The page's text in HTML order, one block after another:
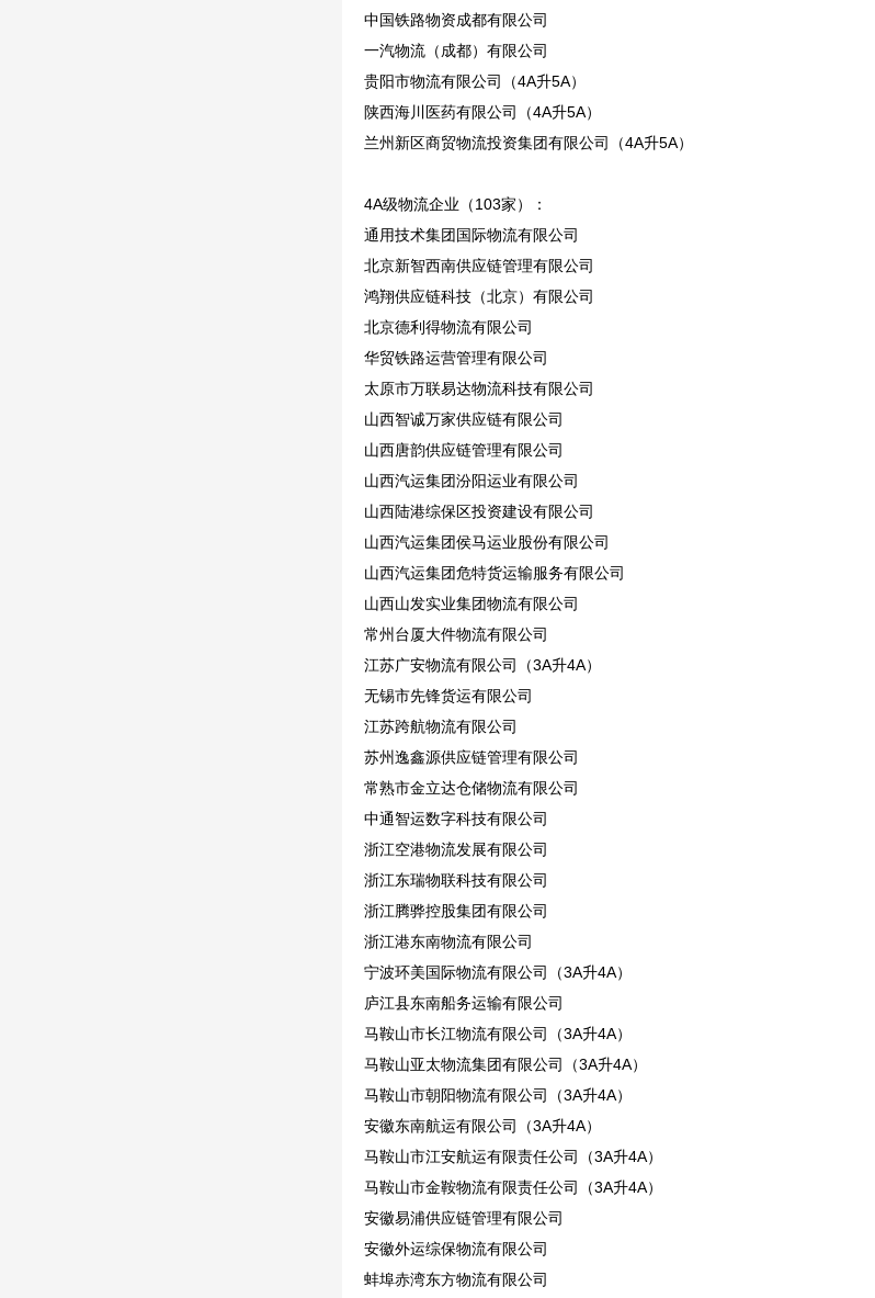
中国铁路物资成都有限公司
一汽物流（成都）有限公司
贵阳市物流有限公司（4A升5A）
陕西海川医药有限公司（4A升5A）
兰州新区商贸物流投资集团有限公司（4A升5A）
4A级物流企业（103家）：
通用技术集团国际物流有限公司
北京新智西南供应链管理有限公司
鸿翔供应链科技（北京）有限公司
北京德利得物流有限公司
华贸铁路运营管理有限公司
太原市万联易达物流科技有限公司
山西智诚万家供应链有限公司
山西唐韵供应链管理有限公司
山西汽运集团汾阳运业有限公司
山西陆港综保区投资建设有限公司
山西汽运集团侯马运业股份有限公司
山西汽运集团危特货运输服务有限公司
山西山发实业集团物流有限公司
常州台厦大件物流有限公司
江苏广安物流有限公司（3A升4A）
无锡市先锋货运有限公司
江苏跨航物流有限公司
苏州逸鑫源供应链管理有限公司
常熟市金立达仓储物流有限公司
中通智运数字科技有限公司
浙江空港物流发展有限公司
浙江东瑞物联科技有限公司
浙江腾骅控股集团有限公司
浙江港东南物流有限公司
宁波环美国际物流有限公司（3A升4A）
庐江县东南船务运输有限公司
马鞍山市长江物流有限公司（3A升4A）
马鞍山亚太物流集团有限公司（3A升4A）
马鞍山市朝阳物流有限公司（3A升4A）
安徽东南航运有限公司（3A升4A）
马鞍山市江安航运有限责任公司（3A升4A）
马鞍山市金鞍物流有限责任公司（3A升4A）
安徽易浦供应链管理有限公司
安徽外运综保物流有限公司
蚌埠赤湾东方物流有限公司